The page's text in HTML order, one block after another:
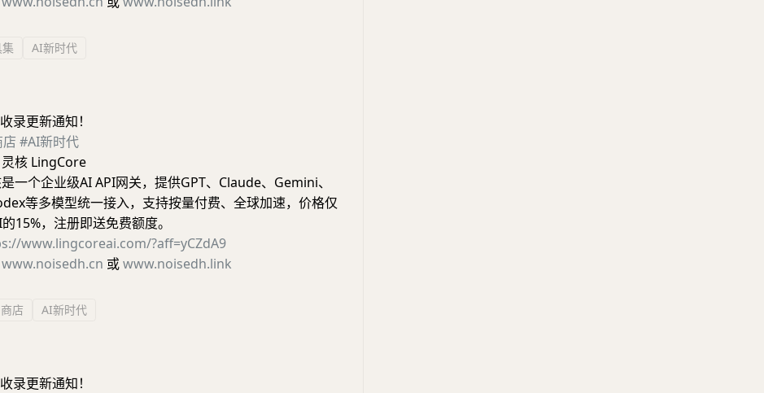
AI新时代
录更新通知！
店 #AI新时代
核 LingCore
一个企业级AI API网关，提供GPT、Claude、Gemini、
等多模型统一接入，支持按量付费、全球加速，价格仅
15%，注册即送免费额度。
www.lingcoreai.com/?aff=yCZdA9
www.noisedh.cn 或www.noisedh.link
店 AI新时代
录更新通知！